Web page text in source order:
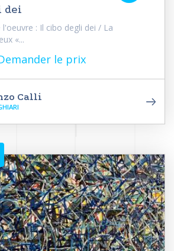
dei
: Il cibo degli dei / La
«...
le prix
Calli